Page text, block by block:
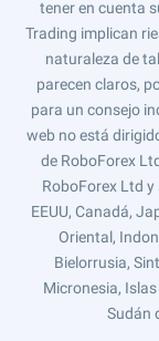
tener en cuenta
Trading implican
naturaleza de
parecen claros,
para un consejo
web no está
de RoboForex
RoboForex Ltd
EEUU, Canadá,
Oriental,
Bielorrusia,
Micronesia,
Sudán